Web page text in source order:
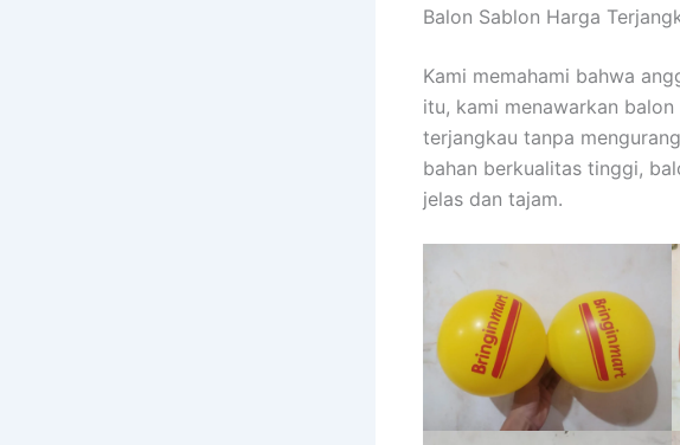
Balon Sablon Harga
Kami memahami bahwa
itu, kami menawarkan
terjangkau tanpa
bahan berkualitas tinggi,
jelas dan tajam.